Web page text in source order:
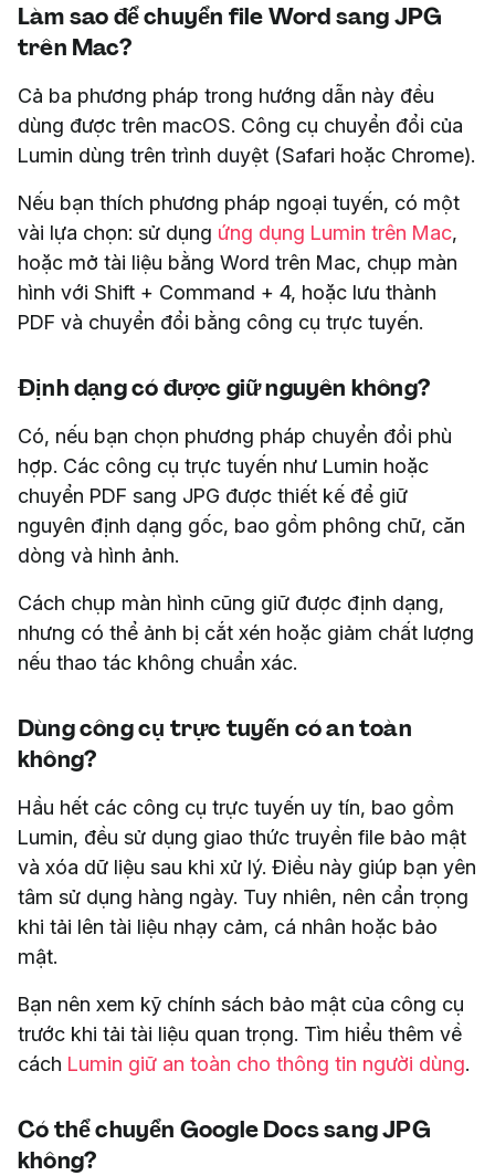
Làm sao để chuyển file Word sang JPG
trên Mac?
Cả ba phương pháp trong hướng dẫn này đều
dùng được trên macOS. Công cụ chuyển đổi của
Lumin dùng trên trình duyệt (Safari hoặc Chrome).
Nếu bạn thích phương pháp ngoại tuyến, có một
vài lựa chọn: sử dụng ứng dụng Lumin trên Mac,
hoặc mở tài liệu bằng Word trên Mac, chụp màn
hình với Shift + Command + 4, hoặc lưu thành
PDF và chuyển đổi bằng công cụ trực tuyến.
Định dạng có được giữ nguyên không?
Có, nếu bạn chọn phương pháp chuyển đổi phù
hợp. Các công cụ trực tuyến như Lumin hoặc
chuyển PDF sang JPG được thiết kế để giữ
nguyên định dạng gốc, bao gồm phông chữ, căn
dòng và hình ảnh.
Cách chụp màn hình cũng giữ được định dạng,
nhưng có thể ảnh bị cắt xén hoặc giảm chất lượng
nếu thao tác không chuẩn xác.
Dùng công cụ trực tuyến có an toàn
không?
Hầu hết các công cụ trực tuyến uy tín, bao gồm
Lumin, đều sử dụng giao thức truyền file bảo mật
và xóa dữ liệu sau khi xử lý. Điều này giúp bạn yên
tâm sử dụng hàng ngày. Tuy nhiên, nên cẩn trọng
khi tải lên tài liệu nhạy cảm, cá nhân hoặc bảo
mật.
Bạn nên xem kỹ chính sách bảo mật của công cụ
trước khi tải tài liệu quan trọng. Tìm hiểu thêm về
cách Lumin giữ an toàn cho thông tin người dùng.
Có thể chuyển Google Docs sang JPG
không?